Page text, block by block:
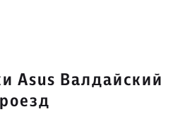
Asus Валдайский